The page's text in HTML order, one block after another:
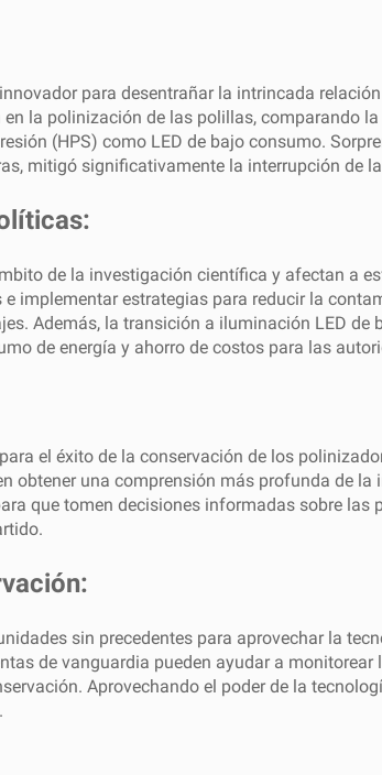
para desentrañar la intrincada
la polinización de las polillas, comparando
(HPS) como LED de bajo consumo.
mitigó significativamente la interrupción de
de la investigación científica y afectan a
implementar estrategias para reducir la
Además, la transición a iluminación LED
de energía y ahorro de costos para las
el éxito de la conservación de los
obtener una comprensión más profunda de
que tomen decisiones informadas sobre
sin precedentes para aprovechar la
de vanguardia pueden ayudar a
Aprovechando el poder de la